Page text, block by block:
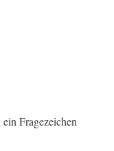
Fragezeichen